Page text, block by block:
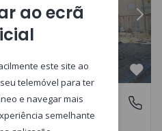
ao ecrã
este site ao
telemóvel para ter
e navegar mais
semelhante